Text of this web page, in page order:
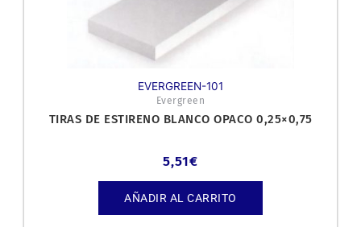
EVERGREEN-101
Evergreen
TIRAS DE ESTIRENO BLANCO OPACO 0,25×0,75
5,51€
AÑADIR AL CARRITO